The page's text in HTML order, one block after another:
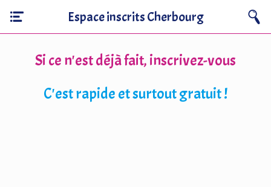
Espace inscrits Cherbourg
Si ce n'est déjà fait, inscrivez-vous
C'est rapide et surtout gratuit !